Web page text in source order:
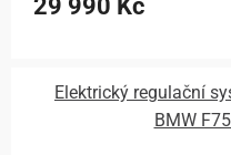
29 990 Kč
Elektrický regulační
BMW